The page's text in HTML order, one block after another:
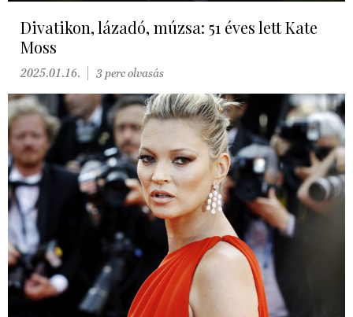
Divatikon, lázadó, múzsa: 51 éves lett Kate
Moss
2025.01.16. 3 perc olvasás